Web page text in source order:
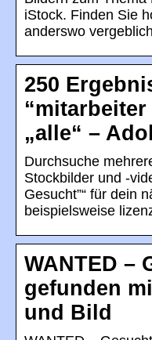
iStock. Finden Sie
anderswo
250
„alle“ –
Durchsuche
Stockbilder und -
Gesucht”“ für dein
beispielsweise
WANTED –
gefunden
und Bild